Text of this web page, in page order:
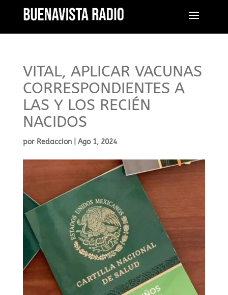
VITAL, APLICAR VACUNAS
CORRESPONDIENTES A
LAS Y LOS RECIÉN
NACIDOS
por Redaccion| Ago 1, 2024